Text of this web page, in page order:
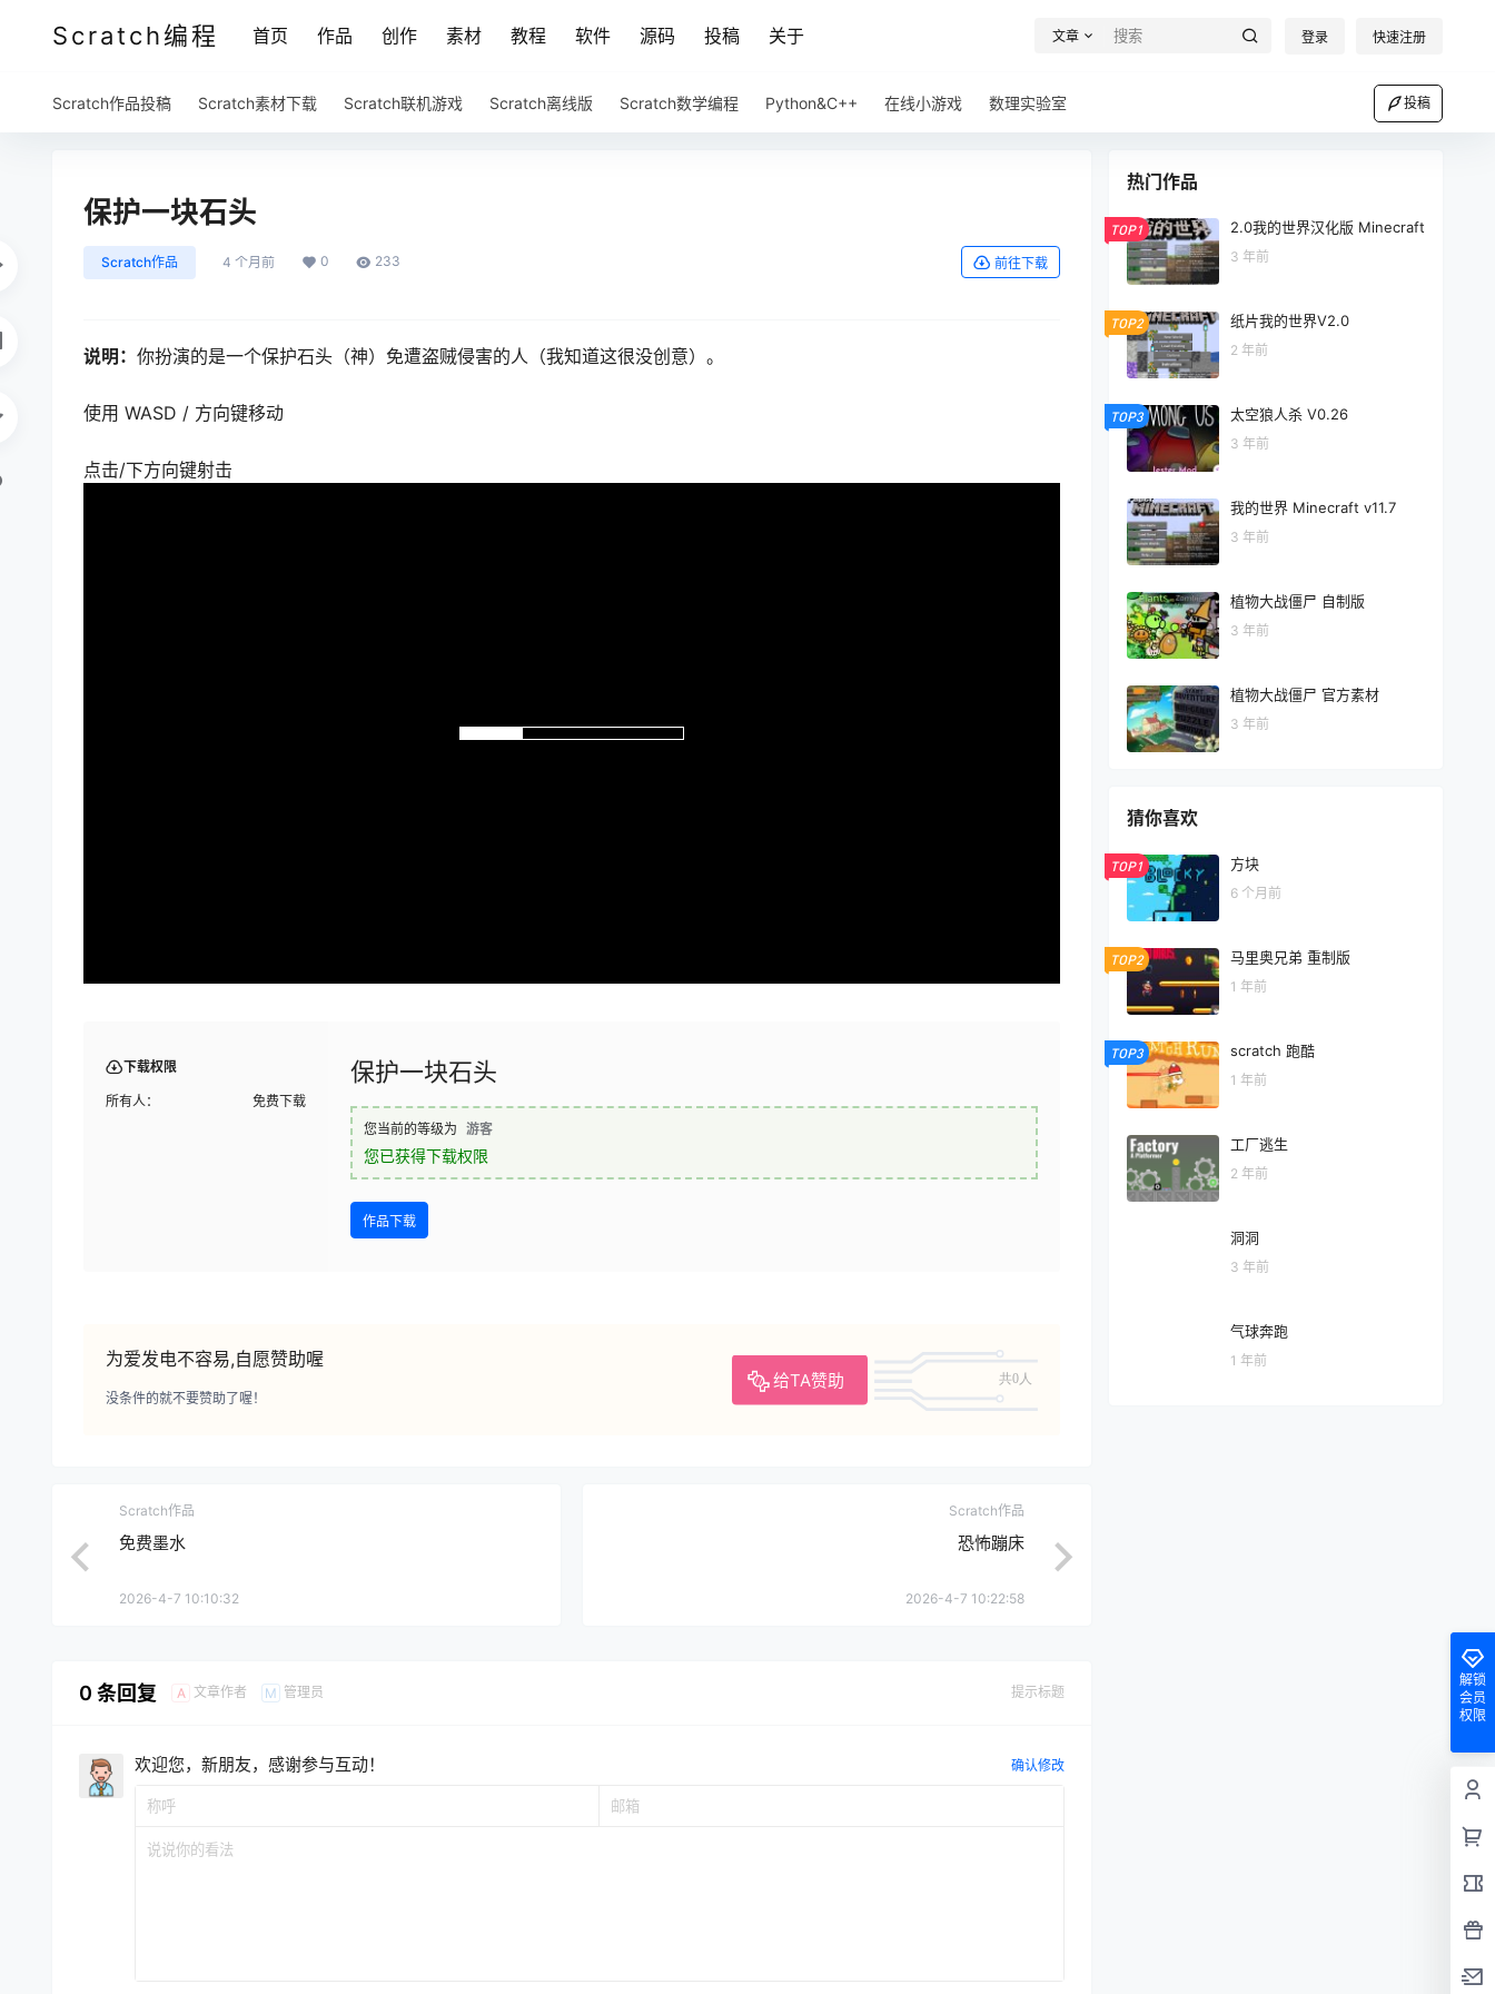
Scratch编程 首页 作品 创作 素材 教程 软件 源码 投稿 关于 文章 登录 快速注册
Scratch作品投稿 Scratch素材下载 Scratch联机游戏 Scratch离线版 Scratch数学编程 Python&C++ 在线小游戏 数理实验室 投稿
保护一块石头
Scratch作品 4 个月前 0 233 前往下载
说明： 你扮演的是一个保护石头（神）免遭盗贼侵害的人（我知道这很没创意）。
使用 WASD / 方向键移动
点击/下方向键射击
下载权限
所有人： 免费下载
保护一块石头
您当前的等级为 游客
您已获得下载权限
作品下载
为爱发电不容易,自愿赞助喔
给TA赞助 共0人
没条件的就不要赞助了喔！
Scratch作品
免费墨水
2026-4-7 10:10:32
Scratch作品
恐怖蹦床
2026-4-7 10:22:58
0 条回复 A 文章作者 M 管理员 提示标题
欢迎您，新朋友，感谢参与互动！ 确认修改
热门作品
TOP1 2.0我的世界汉化版 Minecraft
3 年前
TOP2 纸片我的世界V2.0
2 年前
TOP3 太空狼人杀 V0.26
3 年前
我的世界 Minecraft v11.7
3 年前
植物大战僵尸 自制版
3 年前
植物大战僵尸 官方素材
3 年前
猜你喜欢
TOP1 方块
6 个月前
TOP2 马里奥兄弟 重制版
1 年前
TOP3 scratch 跑酷
1 年前
工厂逃生
2 年前
洞洞
3 年前
气球奔跑
1 年前
解锁
会员
权限